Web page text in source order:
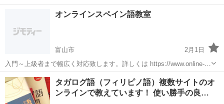
に、会社の同僚と話したいなど、様々な目的に対応致します！南国イ
ンドネシア滞在歴約20年の講師が、現地事情も交えて楽しく教えま
富山駅 インドネシア語
オンラインスペイン語教室
富山市
2月1日
入門～上級者まで幅広く対応致します。詳しくは https://www.online-
tutor-gyoshin.com をご覧下さい。
富山 富山市 スペイン語 オンライン
タガログ語（フィリピノ語）複数サイトのオ
ンラインで教えています！ 使い勝手の良…